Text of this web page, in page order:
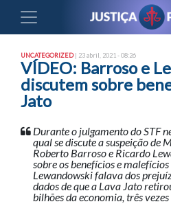
UNCATEGORIZED| 23 abril, 2021 - 08:26
VÍDEO: Barroso e
discutem sobre
Jato
Durante o julgamento do STF
qual se discute a suspeição de
Roberto Barroso e Ricardo
sobre os benefícios e
Lewandowski falava dos
dados de que a Lava Jato
bilhões da economia, três